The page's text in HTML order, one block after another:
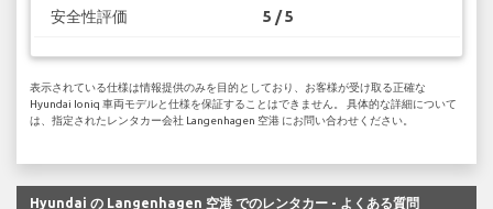
安全性評価 5 / 5
表示されている仕様は情報提供のみを目的としており、お客様が受け取る正確な
Hyundai Ioniq 車両モデルと仕様を保証することはできません。 具体的な詳細について
は、指定されたレンタカー会社 Langenhagen 空港 にお問い合わせください。
Hyundai の Langenhagen 空港 でのレンタカー - よくある質問